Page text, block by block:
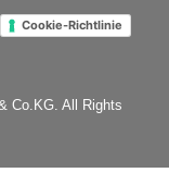
Cookie-Richtlinie
Co.KG. All Rights